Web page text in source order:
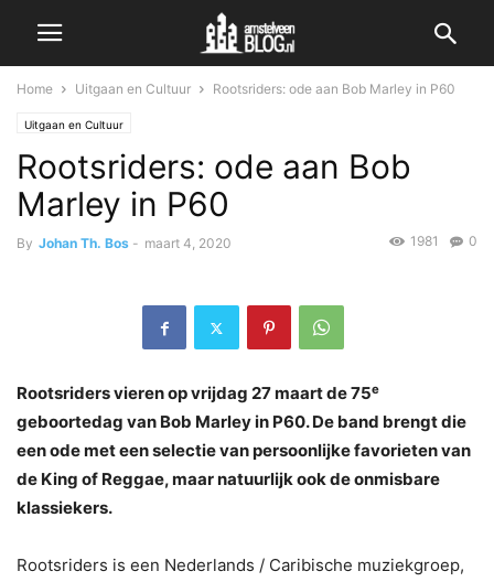
Home Uitgaan en Cultuur Rootsriders: ode aan Bob Marley in P60
Uitgaan en Cultuur
Rootsriders: ode aan Bob
Marley in P60
By Johan Th. Bos - maart 4, 2020 0
1981
Rootsriders vieren op vrijdag 27 maart de 75e
geboortedag van Bob Marley in P60. De band brengt die
een ode met een selectie van persoonlijke favorieten van
de King of Reggae, maar natuurlijk ook de onmisbare
klassiekers.
Rootsriders is een Nederlands / Caribische muziekgroep,